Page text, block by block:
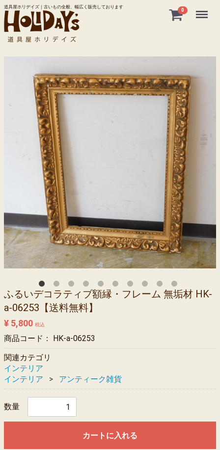
道具屋ホリデイズ｜古いもの全般、幅広く販売しております
0 Menu
ふるいデコラティブ額縁・フレーム 無垢材 HK-
a-06253【送料無料】
¥ 5,800 税込
商品コード： HK-a-06253
関連カテゴリ
インテリア
インテリア
アンティーク雑貨
数量
カートに入れる